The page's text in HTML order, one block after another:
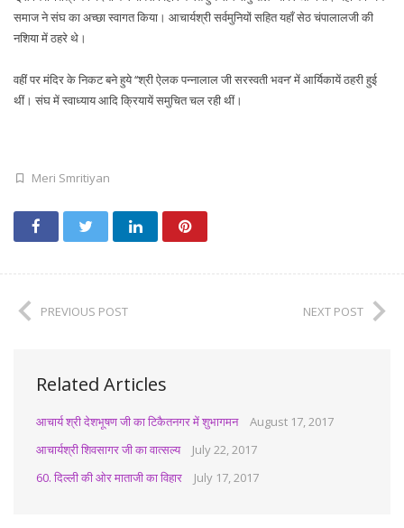
समाज ने संघ का अच्छा स्वागत किया। आचार्यश्री सर्वमुनियों सहित यहाँ सेठ चंपालालजी की
नशिया में ठहरे थे।
वहीं पर मंदिर के निकट बने हुये ‘‘श्री ऐलक पन्नालाल जी सरस्वती भवन’ में आर्यिकायें ठहरी हुई
थीं। संघ में स्वाध्याय आदि क्रियायें समुचित चल रही थीं।
Meri Smritiyan
PREVIOUS POST NEXT POST
Related Articles
आचार्य श्री देशभूषण जी का टिकैतनगर में शुभागमन
August 17, 2017
आचार्यश्री शिवसागर जी का वात्सल्य
July 22, 2017
60. दिल्ली की ओर माताजी का विहार
July 17, 2017